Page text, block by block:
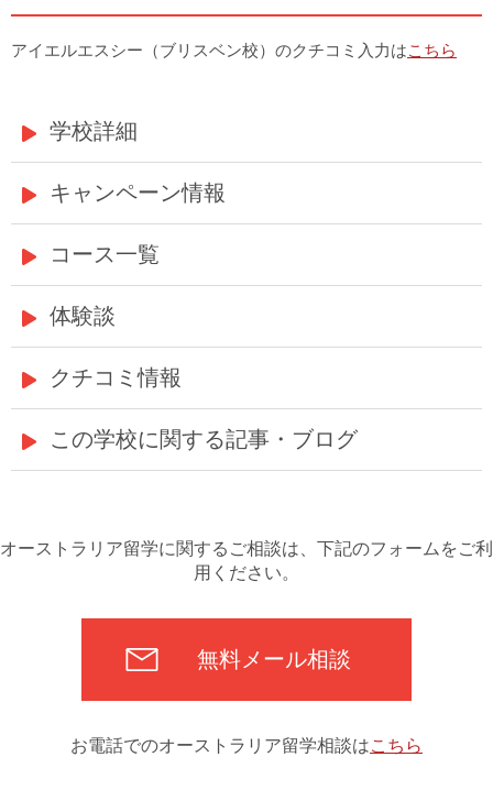
アイエルエスシー（ブリスベン校）のクチコミ入力はこちら
学校詳細
キャンペーン情報
コース一覧
体験談
クチコミ情報
この学校に関する記事・ブログ
オーストラリア留学に関するご相談は、下記のフォームをご利
用ください。
無料メール相談
お電話でのオーストラリア留学相談はこちら